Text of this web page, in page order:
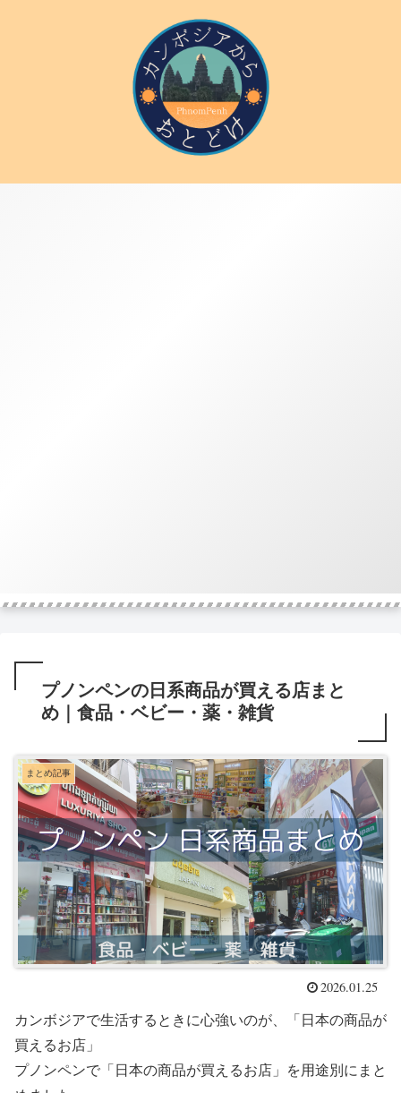
プノンペンの日系商品が買える店まと
め｜食品・ベビー・薬・雑貨
まとめ記事
2026.01.25
カンボジアで生活するときに心強いのが、「日本の商品が
買えるお店」
プノンペンで「日本の商品が買えるお店」を用途別にまと